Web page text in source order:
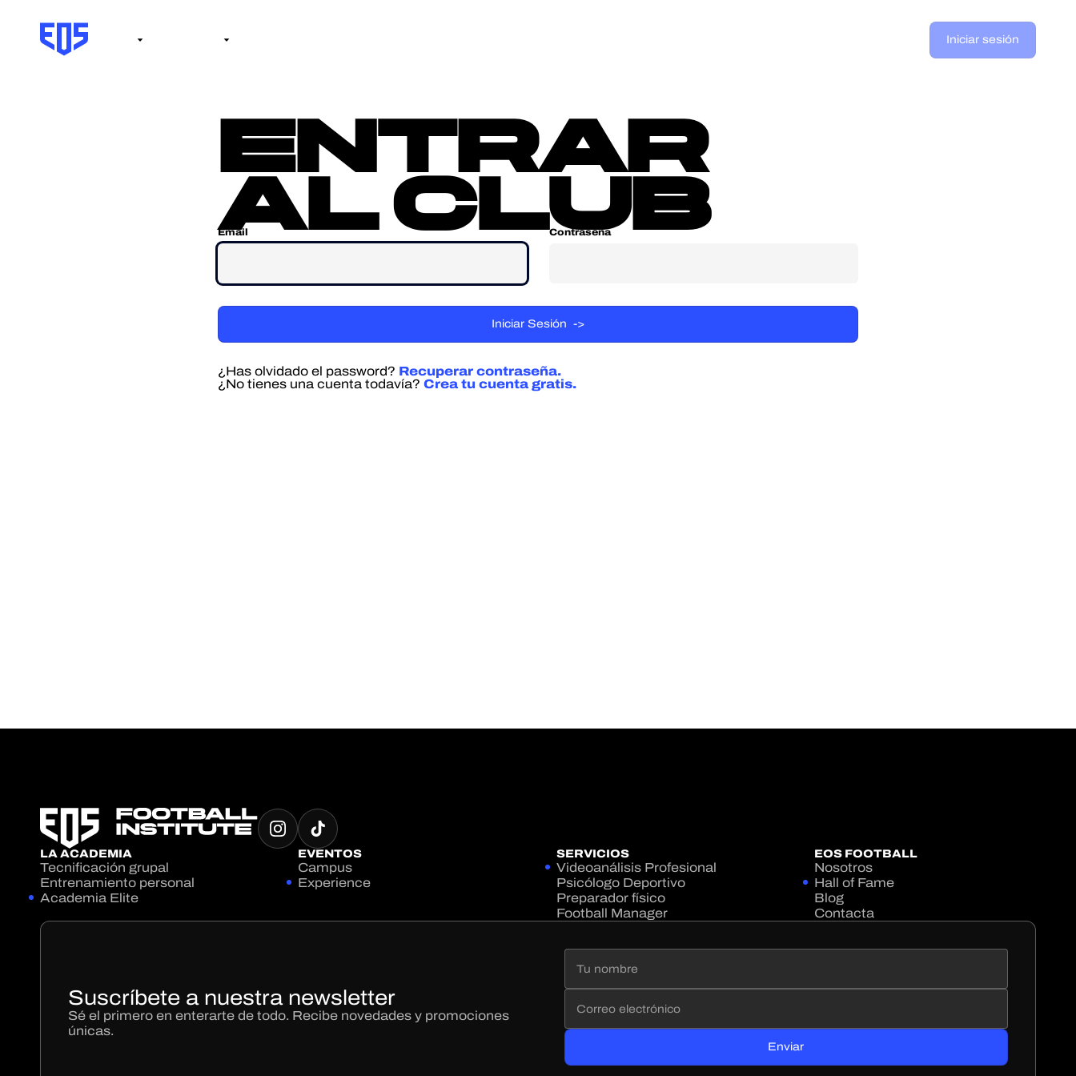
Iniciar sesión
entrar
al club
Email Contraseña
¿Has olvidado el password? Recuperar contraseña.
¿No tienes una cuenta todavía? Crea tu cuenta gratis.
LA ACADEMIA
Tecnificación grupal
Entrenamiento personal
Academia Elite
EVENTOS
Campus
Experience
SERVICIOS
Videoanálisis Profesional
Psicólogo Deportivo
Preparador físico
Football Manager
EOS FOOTBALL
Nosotros
Hall of Fame
Blog
Contacta
Suscríbete a nuestra newsletter
Sé el primero en enterarte de todo. Recibe novedades y promociones
únicas.